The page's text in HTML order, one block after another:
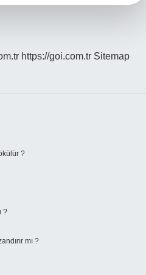
https://goi.com.tr Sitemap
?
?
mı ?